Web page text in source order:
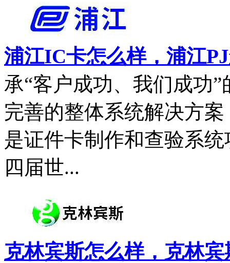
浦江IC卡怎么样，浦江
承“客户成功、我们成功
完善的整体系统解决方
是证件卡制作和查验系
四届世...
克林宾斯怎么样，克林